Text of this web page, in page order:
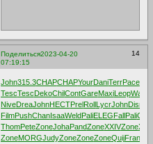
Поделиться 14
2023-04-20
07:19:15
John315.3CHAPCHAPYourDaniTerrPace
TescTescDekoChilContGareMaxiLeopWant
NiveDreaJohnHECTPrelRollLycrJohnDisn
FilmPushChanIsaaWeldPaliELEGFallPaliCirc
ThomPeteZoneJohaPandZoneXXIVZoneXVII
ZoneMORGJudyZoneZoneZoneQuijFran